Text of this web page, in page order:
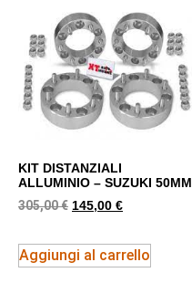
KIT DISTANZIALI
ALLUMINIO – SUZUKI 50MM
305,00€ 145,00 €
Aggiungi al carrello